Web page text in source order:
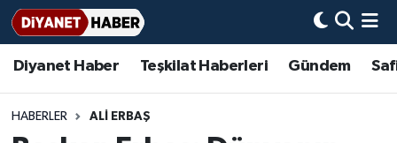
Diyanet Haber Teşkilat Haberleri Gündem
HABERLER ALİ ERBAŞ
Diyanet Haber
Teşkilat Haberleri
Adana Müftülüğü
Adıyaman Müftülüğü
Bir Ayet
Bir Hikaye
Aile Dergisi
Aylık Dergi
İmam Hatip Okulları
Başmakale
Hadis-i Şerifler
Hayat Okumaları
Nöbetçi Eczaneler
Hava Durumu